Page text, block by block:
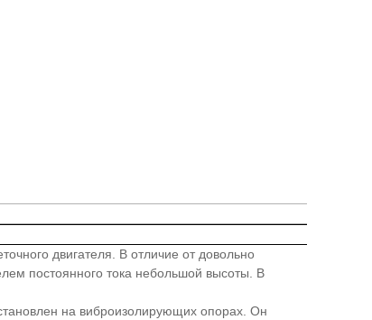
двигателя. В отличие от довольно
постоянного тока небольшой высоты. В
на виброизолирующих опорах. Он